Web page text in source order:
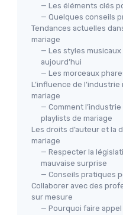
— Les éléments clés
— Quelques conseils
Tendances actuelles
mariage
— Les styles
aujourd’hui
— Les morceaux
L’influence de
mariage
— Comment
playlists de mariage
Les droits d’auteur et la
mariage
— Respecter la
mauvaise surprise
— Conseils pratiques
Collaborer avec des
sur mesure
— Pourquoi faire